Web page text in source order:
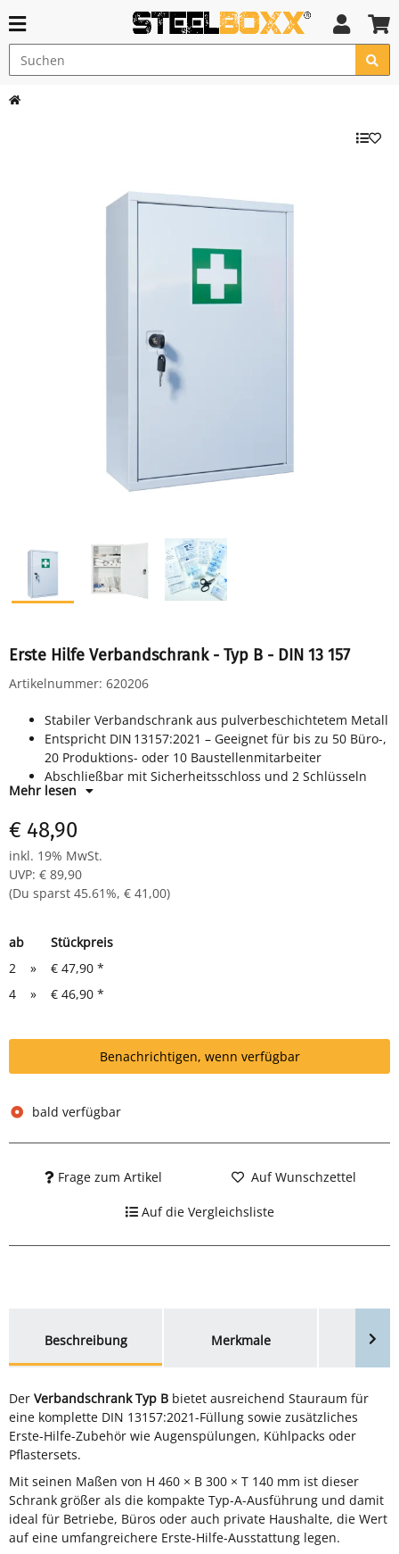
Erste Hilfe Verbandschrank - Typ B - DIN 13 157
Artikelnummer: 620206
Stabiler Verbandschrank aus pulverbeschichtetem Metall
Entspricht DIN 13157:2021 – Geeignet für bis zu 50 Büro-,
20 Produktions- oder 10 Baustellenmitarbeiter
Abschließbar mit Sicherheitsschloss und 2 Schlüsseln
3 feste Ablagefächer für übersichtliche Organisation
auf grünem Grund
Zur Wandmontage, Schrauben & Dübel im Lieferumfang
enthalten
Außenmaß: H 460 × B 300 × T 140 mm
Mehr lesen
€ 48,90
inkl. 19% MwSt.
UVP: € 89,90
(Du sparst 45.61%, € 41,00)
ab
Stückpreis
2
» € 47,90 *
4
» € 46,90 *
Benachrichtigen, wenn verfügbar
bald verfügbar
Frage zum Artikel Auf Wunschzettel
Auf die Vergleichsliste
Beschreibung
Merkmale
Der Verbandschrank Typ B bietet ausreichend Stauraum für
eine komplette DIN 13157:2021-Füllung sowie zusätzliches
Erste-Hilfe-Zubehör wie Augenspülungen, Kühlpacks oder
Pflastersets.
Mit seinen Maßen von H 460 × B 300 × T 140 mm ist dieser
Schrank größer als die kompakte Typ-A-Ausführung und damit
ideal für Betriebe, Büros oder auch private Haushalte, die Wert
auf eine umfangreichere Erste-Hilfe-Ausstattung legen.